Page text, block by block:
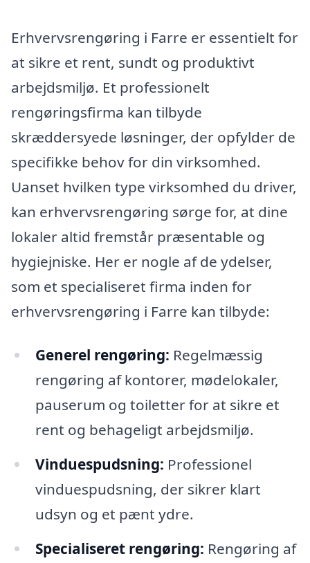
Erhvervsrengøring i Farre er essentielt for
at sikre et rent, sundt og produktivt
arbejdsmiljø. Et professionelt
rengøringsfirma kan tilbyde
skræddersyede løsninger, der opfylder de
specifikke behov for din virksomhed.
Uanset hvilken type virksomhed du driver,
kan erhvervsrengøring sørge for, at dine
lokaler altid fremstår præsentable og
hygiejniske. Her er nogle af de ydelser,
som et specialiseret firma inden for
erhvervsrengøring i Farre kan tilbyde:
Generel rengøring: Regelmæssig
rengøring af kontorer, mødelokaler,
pauserum og toiletter for at sikre et
rent og behageligt arbejdsmiljø.
Vinduespudsning: Professionel
vinduespudsning, der sikrer klart
udsyn og et pænt ydre.
Specialiseret rengøring: Rengøring af